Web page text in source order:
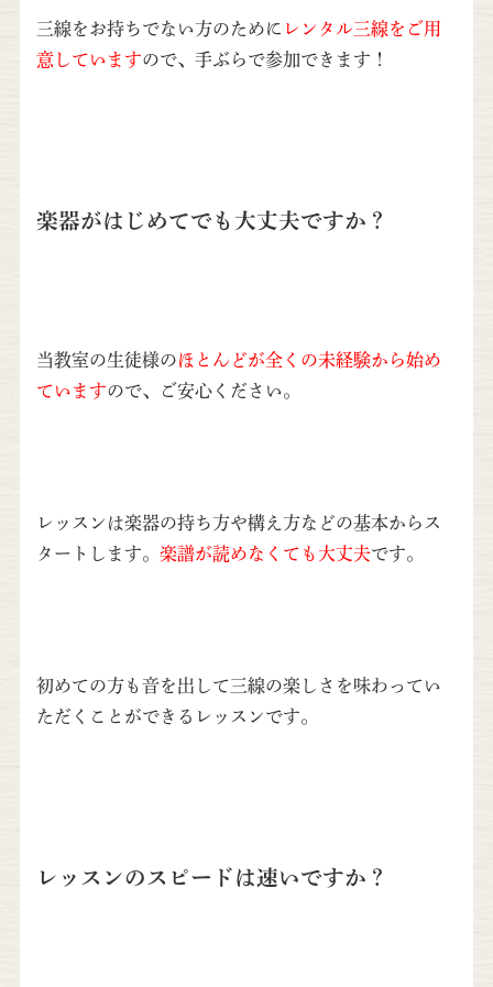
三線をお持ちでない方のために レンタル三線をご用
意していますので、手ぶらで参加できます！
楽器がはじめてでも大丈夫ですか？
当教室の生徒様のほとんどが全くの未経験から始め
ていますので、ご安心ください。
レッスンは楽器の持ち方や構え方などの基本からス
タートします。 楽譜が読めなくても大丈夫です。
初めての方も音を出して三線の楽しさを味わってい
ただくことができるレッスンです。
レッスンのスピードは速いですか？